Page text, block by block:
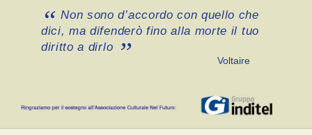
Non sono d’accordo con quello che
dici, ma difenderò fino alla morte il tuo
diritto a dirlo
Voltaire